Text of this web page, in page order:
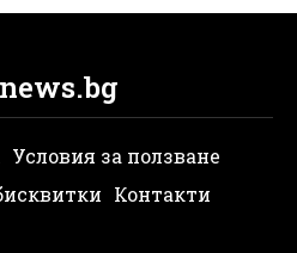
Условия за ползване
Контакти